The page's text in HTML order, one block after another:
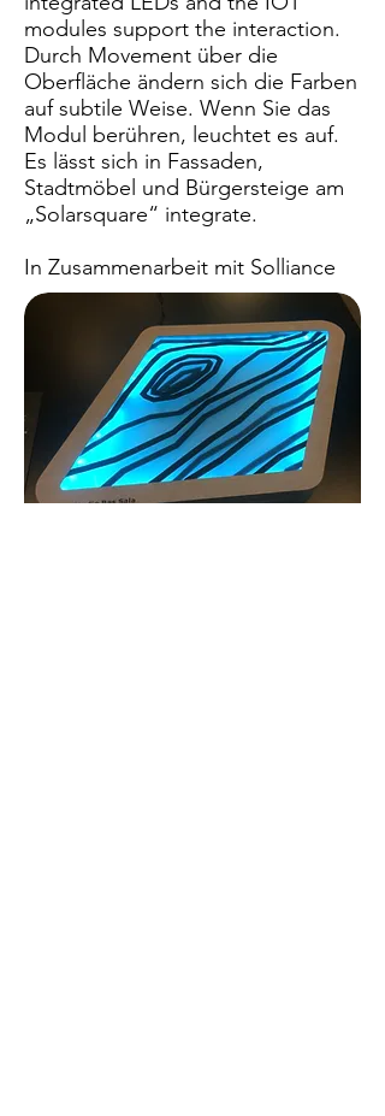
modules support the interaction.
Durch Movement über die
Oberfläche ändern sich die Farben
auf subtile Weise. Wenn Sie das
Modul berühren, leuchtet es auf.
Es lässt sich in Fassaden,
Stadtmöbel und Bürgersteige am
„Solarsquare“ integrate.
In Zusammenarbeit mit Solliance